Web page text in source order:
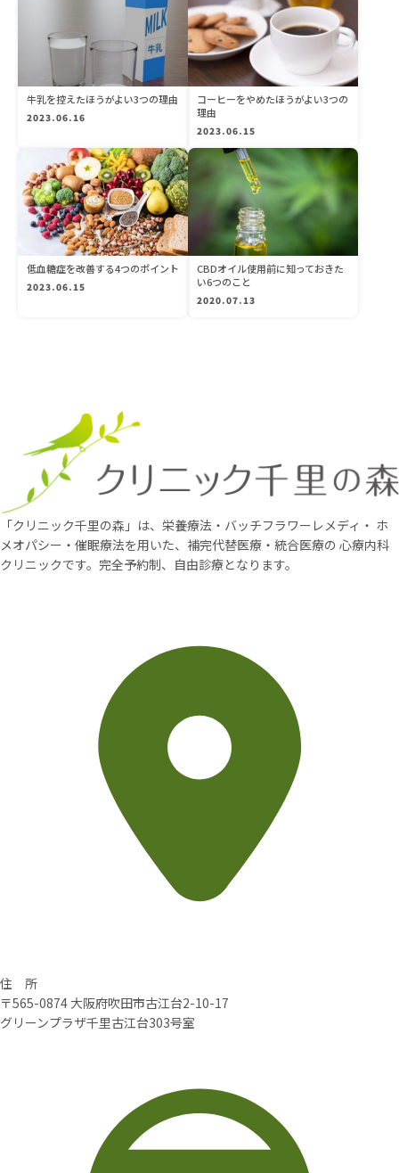
牛乳を控えたほうがよい3つの理由
2023.06.16
コーヒーをやめたほうがよい3つの
理由
2023.06.15
低血糖症を改善する4つのポイント
2023.06.15
CBDオイル使用前に知っておきた
い6つのこと
2020.07.13
「クリニック千里の森」は、栄養療法・バッチフラワーレメディ・ ホ
メオパシー・催眠療法を用いた、補完代替医療・統合医療の 心療内科
クリニックです。完全予約制、自由診療となります。
住 所
〒565-0874 大阪府吹田市古江台2-10-17
グリーンプラザ千里古江台303号室